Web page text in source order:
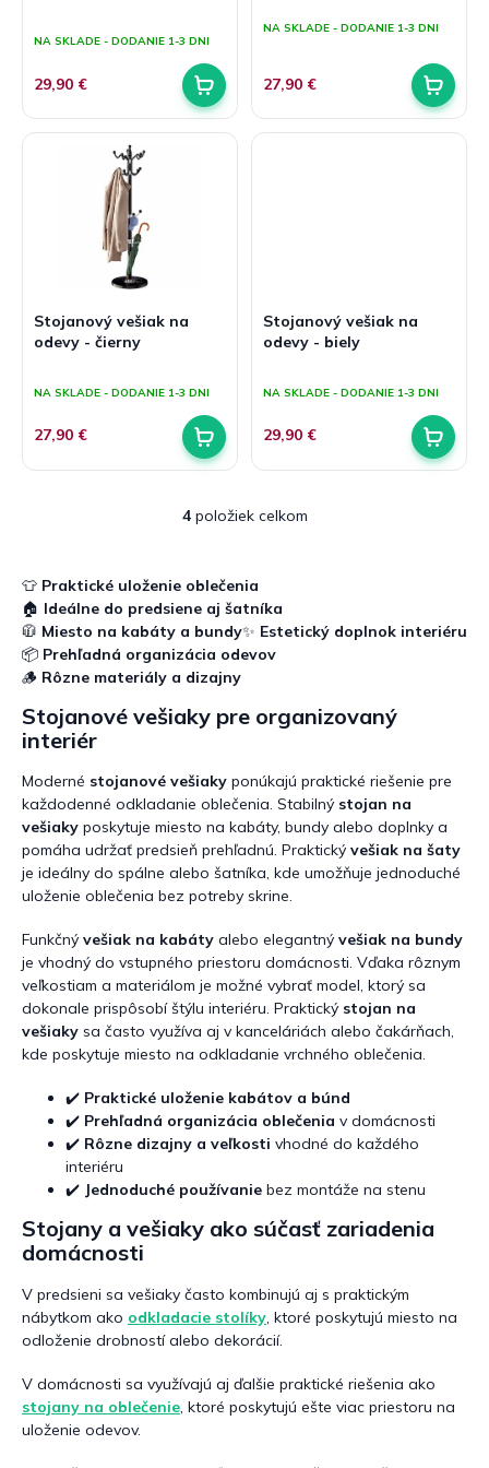
t
v
hodnotenie
5,0
5
NA SKLADE - DODANIE 1-3 DNI
29,90 €
NA SKLADE - DODANIE 1-3 DNI
27,90 €
Stojanový vešiak na
odevy - čierny
hodnotenie
5,0
5
NA SKLADE - DODANIE 1-3 DNI
27,90 €
Stojanový vešiak na
odevy - biely
hodnotenie
5,0
5
NA SKLADE - DODANIE 1-3 DNI
29,90 €
O
á
d
a
c
p
r
k
y
v
ý
p
i
s
4položiek celkom
👕 Praktické uloženie oblečenia
🏠 Ideálne do predsiene aj šatníka
🧥 Miesto na kabáty a bundy✨ Estetický doplnok interiéru
📦 Prehľadná organizácia odevov
🪵 Rôzne materiály a dizajny
Stojanové vešiaky pre organizovaný
interiér
Moderné stojanové vešiaky ponúkajú praktické riešenie pre
každodenné odkladanie oblečenia. Stabilný stojan na
vešiaky poskytuje miesto na kabáty, bundy alebo doplnky a
pomáha udržať predsieň prehľadnú. Praktický vešiak na šaty
je ideálny do spálne alebo šatníka, kde umožňuje jednoduché
uloženie oblečenia bez potreby skrine.
Funkčný vešiak na kabáty alebo elegantný vešiak na bundy
je vhodný do vstupného priestoru domácnosti. Vďaka rôznym
veľkostiam a materiálom je možné vybrať model, ktorý sa
dokonale prispôsobí štýlu interiéru. Praktický stojan na
vešiaky sa často využíva aj v kanceláriách alebo čakárňach,
kde poskytuje miesto na odkladanie vrchného oblečenia.
✔️ Praktické uloženie kabátov a búnd
✔️ Prehľadná organizácia oblečenia v domácnosti
✔️ Rôzne dizajny a veľkosti vhodné do každého
interiéru
✔️ Jednoduché používanie bez montáže na stenu
Stojany a vešiaky ako súčasť zariadenia
domácnosti
V predsieni sa vešiaky často kombinujú aj s praktickým
nábytkom ako odkladacie stolíky, ktoré poskytujú miesto na
odloženie drobností alebo dekorácií.
V domácnosti sa využívajú aj ďalšie praktické riešenia ako
stojany na oblečenie, ktoré poskytujú ešte viac priestoru na
uloženie odevov.